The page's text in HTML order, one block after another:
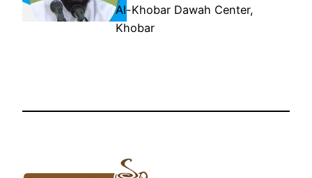
Al-Khobar Dawah Center,
Khobar